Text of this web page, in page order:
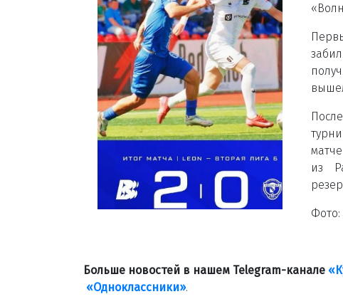
из
Фото:
Больше новостей в нашем Telegram-канале
«Одноклассники».